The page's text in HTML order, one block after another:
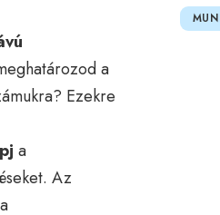
a
Ezekre
a
Az